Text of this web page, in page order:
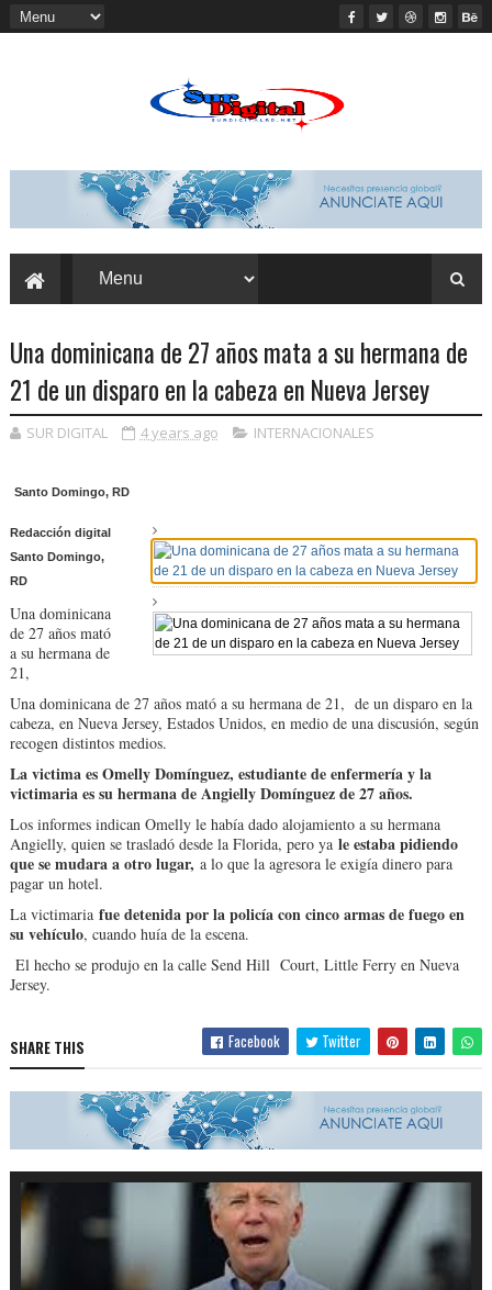
Una dominicana de 27 años mata a su hermana de
21 de un disparo en la cabeza en Nueva Jersey
SUR DIGITAL 4 years ago INTERNACIONALES
Santo Domingo, RD
Redacción digital
Santo Domingo,
RD
Una dominicana
de 27 años mató
a su hermana de
21,
Una dominicana de 27 años mató a su hermana de 21, de un disparo en la
cabeza, en Nueva Jersey, Estados Unidos, en medio de una discusión, según
recogen distintos medios.
La victima es Omelly Domínguez, estudiante de enfermería y la
victimaria es su hermana de Angielly Domínguez de 27 años.
Los informes indican Omelly le había dado alojamiento a su hermana
Angielly, quien se trasladó desde la Florida, pero yale estaba pidiendo
que se mudara a otro lugar, a lo que la agresora le exigía dinero para
pagar un hotel.
La victimaria fue detenida por la policía con cinco armas de fuego en
su vehículo, cuando huía de la escena.
El hecho se produjo en la calle Send Hill Court, Little Ferry en Nueva
Jersey.
SHARE THIS Facebook Twitter